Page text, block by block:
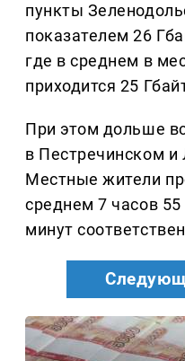
пункты
показателем 26
где в среднем в
приходится 25
При этом дольше
в Пестречинском
Местные жители
среднем 7 часов
минут